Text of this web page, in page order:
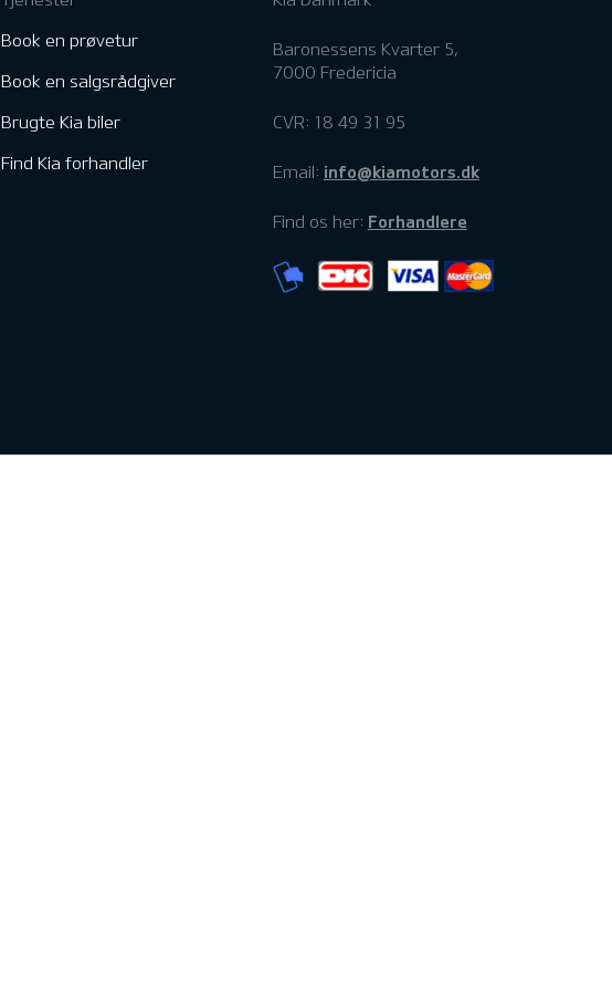
Book en prøvetur
Book en salgsrådgiver
Brugte Kia biler
Find Kia forhandler
Baronessens Kvarter 5,
7000 Fredericia
CVR: 18 49 31 95
Email: info@kiamotors.dk
Find os her: Forhandlere